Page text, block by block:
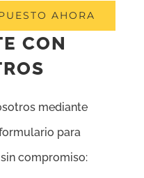
AHORA
CON
mediante
para
compromiso: